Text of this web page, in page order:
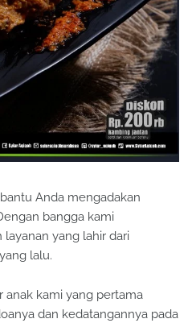
Anda mengadakan
bangga kami
yang lahir dari
lalu.
anak kami yang pertama
dan kedatangannya pada